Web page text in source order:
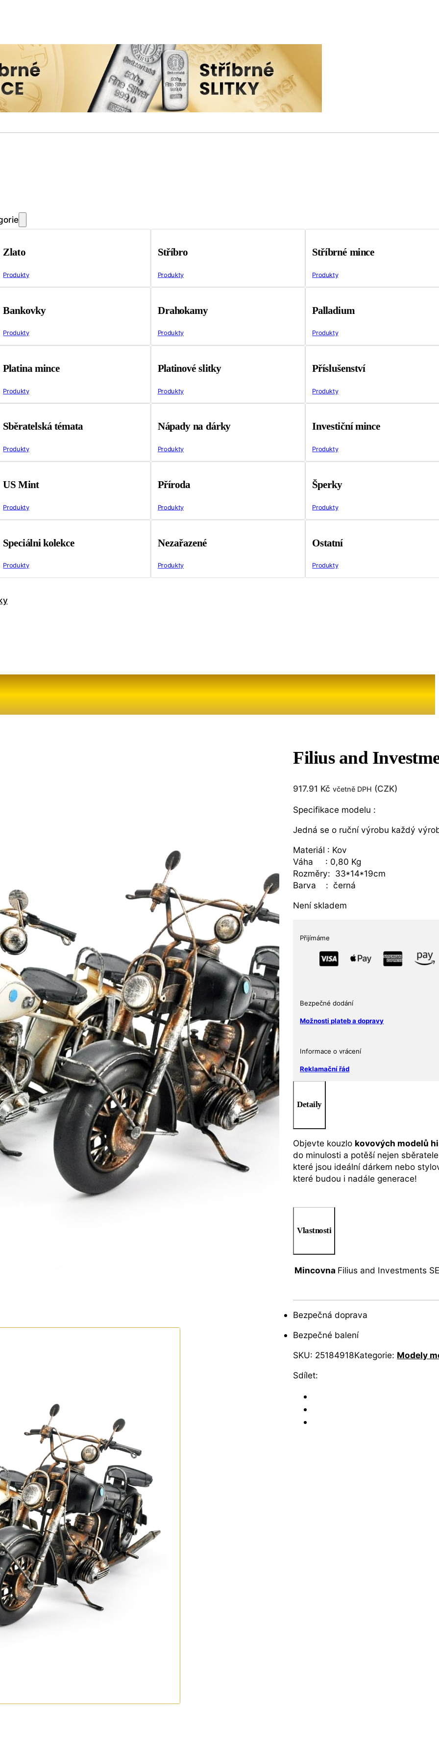
Zlato
Produkty
Stříbro
Produkty
Stříbrné mince
Produkty
Bankovky
Produkty
Drahokamy
Produkty
Palladium
Produkty
Platina mince
Produkty
Platinové slitky
Produkty
Příslušenství
Produkty
Sběratelská témata
Produkty
Nápady na dárky
Produkty
Investiční mince
Produkty
US Mint
Produkty
Příroda
Produkty
Šperky
Produkty
Speciálni kolekce
Produkty
Nezařazené
Produkty
Ostatní
Produkty
Filius and
917.91 Kč včetně DPH (CZK)
Specifikace modelu :
Jedná se o ruční výrobu každý
Materiál : Kov
Váha : 0,80 Kg
Rozměry: 33*14*19cm
Barva : černá
Není skladem
Přijímáme
Bezpečné dodání
Možnosti plateb a dopravy
Informace o vrácení
Reklamační řád
Detaily
Objevte kouzlo kovových modelů
do minulosti a potěší nejen
které jsou ideální dárkem nebo
které budou i nadále generace!
Vlastnosti
Mincovna Filius and Investments
Bezpečná doprava
Bezpečné balení
SKU: 25184918Kategorie: Modely
Sdílet: